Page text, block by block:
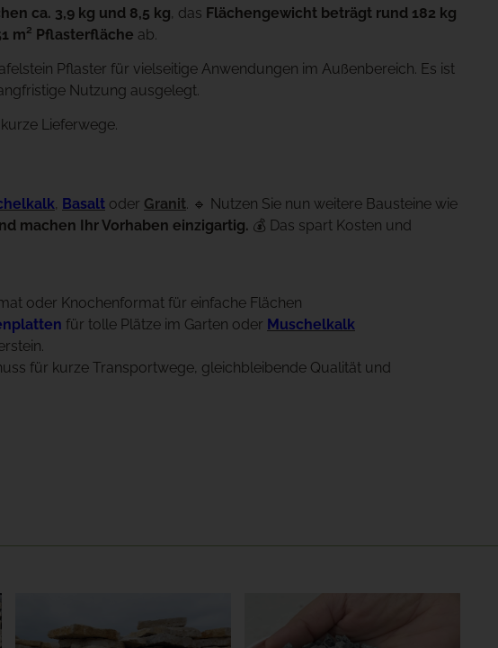
ca. 3,9 kg und 8,5 kg, das Flächengewicht beträgt rund 182 kg
m² Pflasterfläche ab.
Pflaster für vielseitige Anwendungen im Außenbereich. Es ist
Nutzung ausgelegt.
Lieferwege.
, Basalt oder Granit. 🔹 Nutzen Sie nun weitere Bausteine wie
machen Ihr Vorhaben einzigartig. 💰 Das spart Kosten und
oder Knochenformat für einfache Flächen
für tolle Plätze im Garten oder Muschelkalk
für kurze Transportwege, gleichbleibende Qualität und